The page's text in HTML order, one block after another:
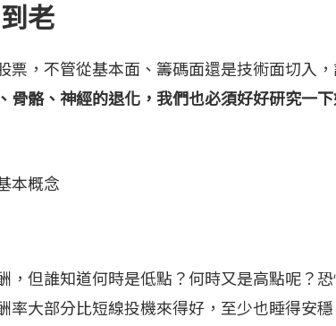
老
，不管從基本面、籌碼面還是技術面切入
骨骼、神經的退化，我們也必須好好研究一
本概念
，但誰知道何時是低點？何時又是高點呢？
大部分比短線投機來得好，至少也睡得安穩